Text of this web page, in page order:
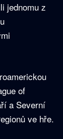
jednomu z
of
a Severní
ve hře.